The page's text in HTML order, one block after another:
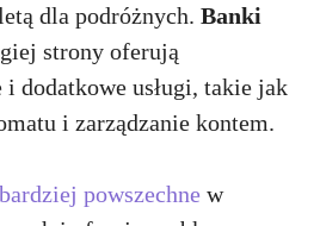
dla podróżnych. Banki
strony oferują
i dodatkowe usługi, takie jak
i zarządzanie kontem.
powszechne w